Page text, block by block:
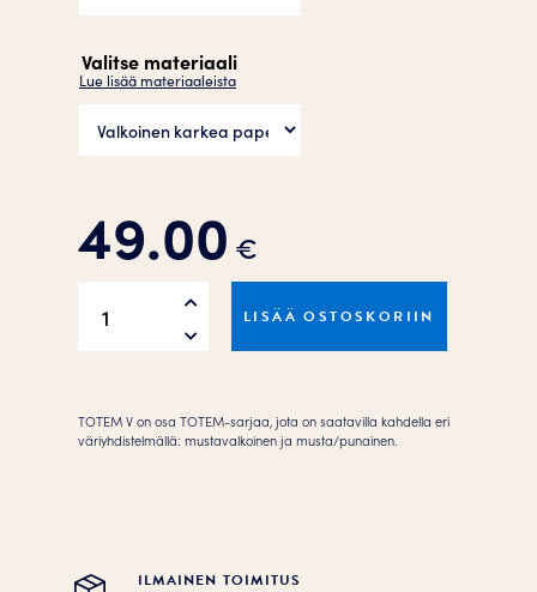
Valitse materiaali
Lue lisää materiaaleista
49.00 €
LISÄÄ OSTOSKORIIN
TOTEM V on osa TOTEM-sarjaa, jota on saatavilla kahdella eri
väriyhdistelmällä: mustavalkoinen ja musta/punainen.
ILMAINEN TOIMITUS